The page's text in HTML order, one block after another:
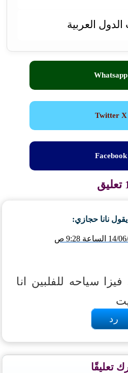
العربية
Whatsapp
Twitter X
Facebook
يقول نانا حجازي:
9:28 ص
سياحه للفلبين انا
رد
تعليقًا